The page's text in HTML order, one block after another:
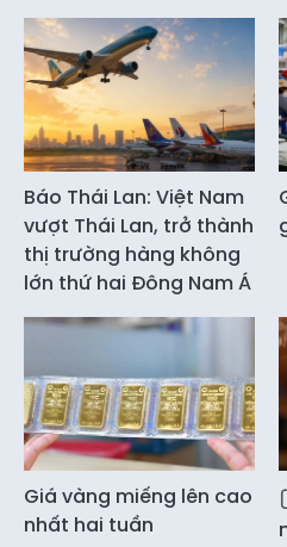
Báo Thái Lan: Việt Nam
vượt Thái Lan, trở thành
thị trường hàng không
lớn thứ hai Đông Nam Á
Giá vàng miếng lên cao
nhất hai tuần